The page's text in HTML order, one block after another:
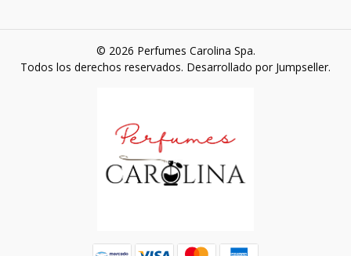
© 2026 Perfumes Carolina Spa.
Todos los derechos reservados. Desarrollado por Jumpseller.